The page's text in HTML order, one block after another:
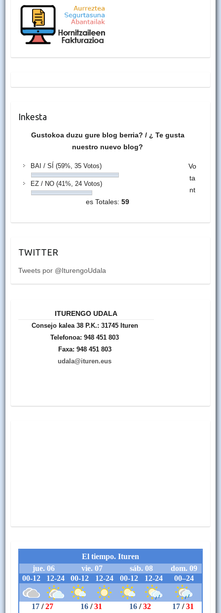
Inkesta
Gustokoa duzu gure blog berria? / ¿ Te gusta
nuestro nuevo blog?
BAI / SÍ (59%, 35 Votos)
EZ / NO (41%, 24 Votos)
Vo
ta
nt
es Totales:59
TWITTER
Tweets por @IturengoUdala
ITURENGO UDALA
Consejo kalea 38 P.K.: 31745 Ituren
Telefonoa: 948 451 803
Faxa: 948 451 803
udala@ituren.eus